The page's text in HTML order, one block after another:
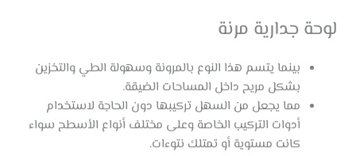
لوحة جدارية مرنة
بينما يتسم هذا النوع بالمرونة وسهولة الطي والتخزين
بشكل مريح داخل المساحات الضيقة.
مما يجعل من السهل تركيبها دون الحاجة لاستخدام
أدوات التركيب الخاصة وعلى مختلف أنواع الأسطح سواء
كانت مستوية أو تمتلك نتوءات.